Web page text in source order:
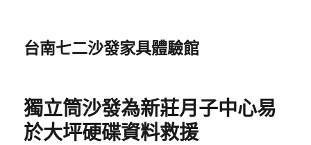
台南七二沙發家具體驗館
獨立筒沙發為新莊月子中心易
於大坪硬碟資料救援